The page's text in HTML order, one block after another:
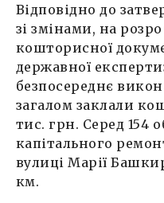
Відповідно до
зі змінами, на
кошторисної
державної
безпосереднє
загалом заклали
тис. грн. Серед 154
капітального
вулиці Марії
км.